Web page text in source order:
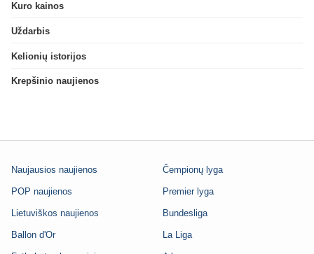
Kuro kainos
Uždarbis
Kelionių istorijos
Krepšinio naujienos
Naujausios naujienos
POP naujienos
Lietuviškos naujienos
Ballon d'Or
Čempionų lyga
Premier lyga
Bundesliga
La Liga